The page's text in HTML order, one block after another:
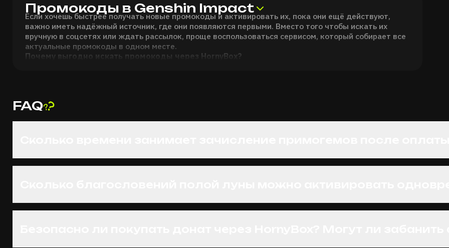
Промокоды в Genshin Impact
Если хочешь быстрее получать новые промокоды и активировать их, пока они ещё действуют,
важно иметь надёжный источник, где они появляются первыми. Вместо того чтобы искать их
вручную в соцсетях или ждать рассылок, проще воспользоваться сервисом, который собирает все
актуальные промокоды в одном месте.
Почему выгодно искать промокоды через HornyBox?
версии игры.
FAQ